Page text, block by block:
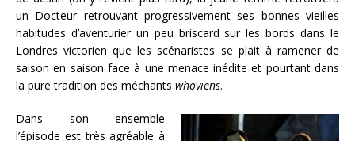
un Docteur retrouvant progressivement ses bonnes vieilles
habitudes d’aventurier un peu briscard sur les bords dans le
Londres victorien que les scénaristes se plait à ramener de
saison en saison face à une menace inédite et pourtant dans
la pure tradition des méchants whoviens.
Dans son ensemble
l’épisode est très agréable à